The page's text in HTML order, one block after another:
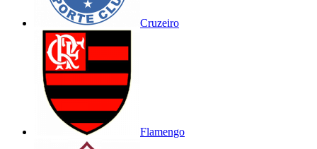
Cruzeiro
Flamengo